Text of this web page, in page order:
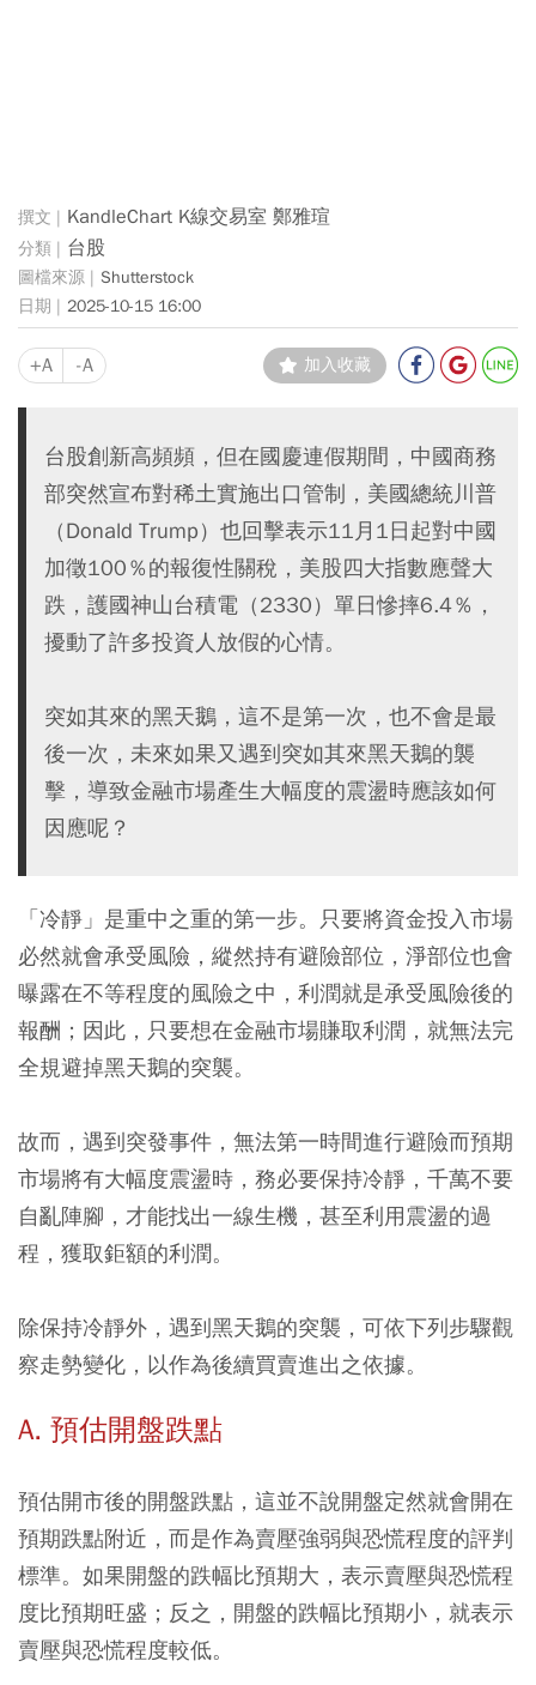
KandleChart K線交易室 鄭雅瑄
台股
Shutterstock
2025-10-15 16:00
+A -A 加入收藏
台股創新高頻頻，但在國慶連假期間，中國商務
部突然宣布對稀土實施出口管制，美國總統川普
（Donald Trump）也回擊表示11月1日起對中國
加徵100％的報復性關稅，美股四大指數應聲大
跌，護國神山台積電（2330）單日慘摔6.4％，
擾動了許多投資人放假的心情。
突如其來的黑天鵝，這不是第一次，也不會是最
後一次，未來如果又遇到突如其來黑天鵝的襲
擊，導致金融市場產生大幅度的震盪時應該如何
因應呢？
「冷靜」是重中之重的第一步。只要將資金投入市場
必然就會承受風險，縱然持有避險部位，淨部位也會
曝露在不等程度的風險之中，利潤就是承受風險後的
報酬；因此，只要想在金融市場賺取利潤，就無法完
全規避掉黑天鵝的突襲。
故而，遇到突發事件，無法第一時間進行避險而預期
市場將有大幅度震盪時，務必要保持冷靜，千萬不要
自亂陣腳，才能找出一線生機，甚至利用震盪的過
程，獲取鉅額的利潤。
除保持冷靜外，遇到黑天鵝的突襲，可依下列步驟觀
察走勢變化，以作為後續買賣進出之依據。
A. 預估開盤跌點
預估開市後的開盤跌點，這並不說開盤定然就會開在
預期跌點附近，而是作為賣壓強弱與恐慌程度的評判
標準。如果開盤的跌幅比預期大，表示賣壓與恐慌程
度比預期旺盛；反之，開盤的跌幅比預期小，就表示
賣壓與恐慌程度較低。